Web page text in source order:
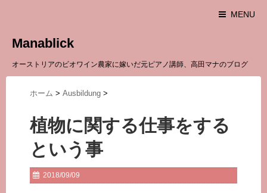
MENU
Manablick
オーストリアのビオワイン農家に嫁いだ元ピアノ講師、高田マナのブログ
ホーム > Ausbildung >
植物に関する仕事をする
という事
2018/09/09